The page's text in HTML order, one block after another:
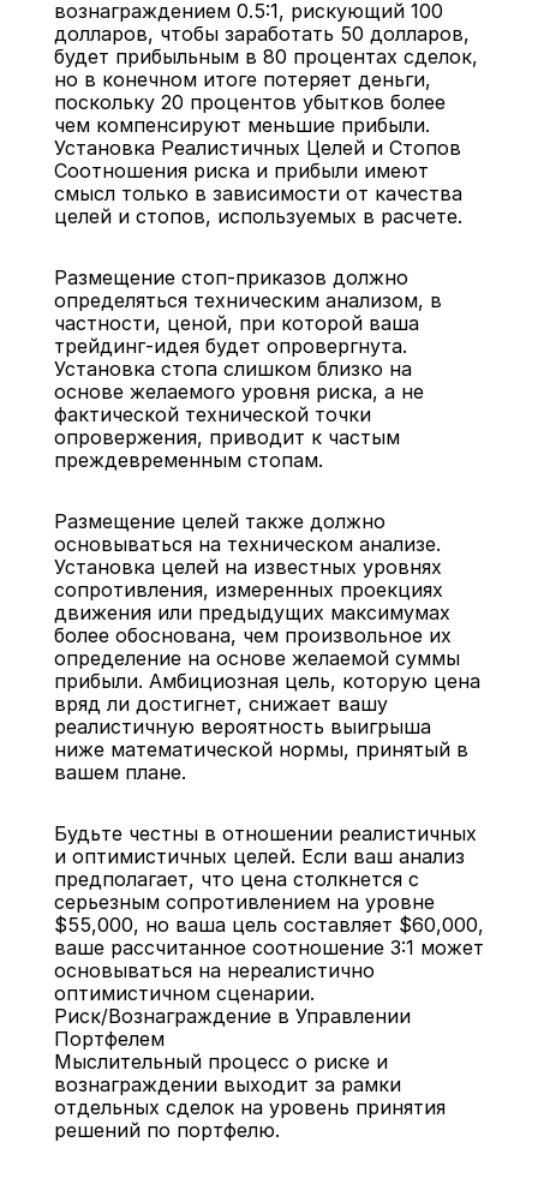
вознаграждением 0.5:1, рискующий 100
долларов, чтобы заработать 50 долларов,
будет прибыльным в 80 процентах сделок,
но в конечном итоге потеряет деньги,
поскольку 20 процентов убытков более
чем компенсируют меньшие прибыли.
Установка Реалистичных Целей и Стопов
Соотношения риска и прибыли имеют
смысл только в зависимости от качества
целей и стопов, используемых в расчете.
Размещение стоп-приказов должно
определяться техническим анализом, в
частности, ценой, при которой ваша
трейдинг-идея будет опровергнута.
Установка стопа слишком близко на
основе желаемого уровня риска, а не
фактической технической точки
опровержения, приводит к частым
преждевременным стопам.
Размещение целей также должно
основываться на техническом анализе.
Установка целей на известных уровнях
сопротивления, измеренных проекциях
движения или предыдущих максимумах
более обоснована, чем произвольное их
определение на основе желаемой суммы
прибыли. Амбициозная цель, которую цена
вряд ли достигнет, снижает вашу
реалистичную вероятность выигрыша
ниже математической нормы, принятый в
вашем плане.
Будьте честны в отношении реалистичных
и оптимистичных целей. Если ваш анализ
предполагает, что цена столкнется с
серьезным сопротивлением на уровне
$55,000, но ваша цель составляет $60,000,
ваше рассчитанное соотношение 3:1 может
основываться на нереалистично
оптимистичном сценарии.
Риск/Вознаграждение в Управлении
Портфелем
Мыслительный процесс о риске и
вознаграждении выходит за рамки
отдельных сделок на уровень принятия
решений по портфелю.